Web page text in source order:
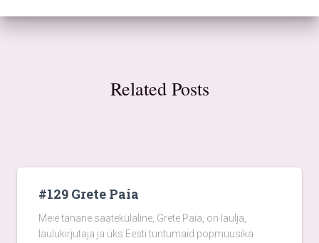
Related Posts
#129 Grete Paia
Meie tänane saatekülaline, Grete Paia, on laulja,
laulukirjutaja ja üks Eesti tuntumaid popmuusika